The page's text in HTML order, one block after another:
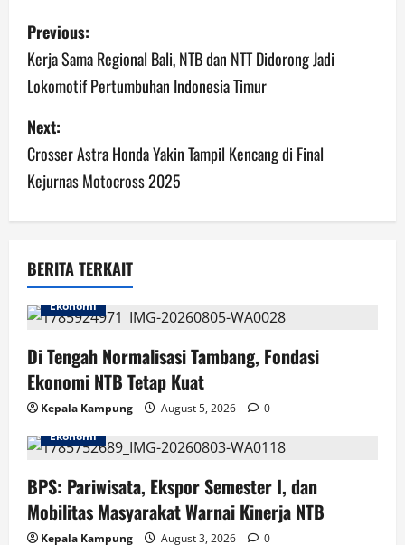
P
o
s
t
n
a
i
g
a
t
i
o
n
Previous:
Kerja Sama Regional Bali, NTB dan NTT Didorong Jadi
Lokomotif Pertumbuhan Indonesia Timur
Next:
Crosser Astra Honda Yakin Tampil Kencang di Final
Kejurnas Motocross 2025
BERITA TERKAIT
Ekonomi
Di Tengah Normalisasi Tambang, Fondasi
Ekonomi NTB Tetap Kuat
Kepala Kampung August 5, 2026
0
Ekonomi
BPS: Pariwisata, Ekspor Semester I, dan
Mobilitas Masyarakat Warnai Kinerja NTB
Kepala Kampung August 3, 2026 0